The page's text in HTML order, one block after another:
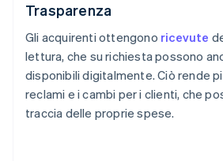
Trasparenza
Gli acquirenti ottengono ricevute
lettura, che su richiesta possono
disponibili digitalmente. Ciò rende
reclami e i cambi per i clienti, che
traccia delle proprie spese.